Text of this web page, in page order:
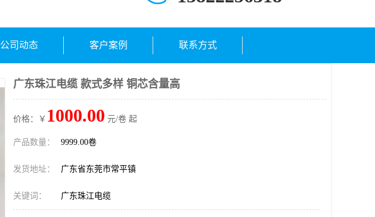
公司动态 客户案例 联系方式
广东珠江电缆 款式多样 铜芯含量高
价格：￥ 1000.00 元/卷 起
产品数量： 9999.00卷
发货地址： 广东省东莞市常平镇
关键词： 广东珠江电缆